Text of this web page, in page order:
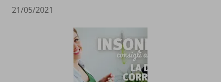
21/05/2021